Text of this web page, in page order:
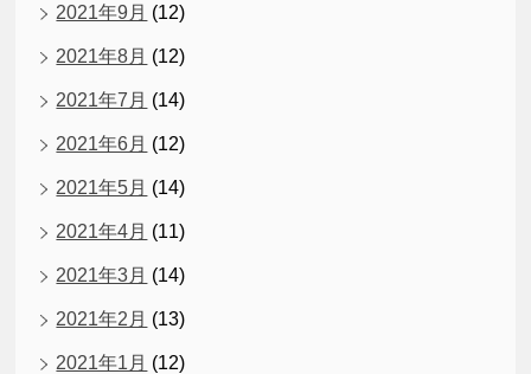
2021年9月 (12)
2021年8月 (12)
2021年7月 (14)
2021年6月 (12)
2021年5月 (14)
2021年4月 (11)
2021年3月 (14)
2021年2月 (13)
2021年1月 (12)